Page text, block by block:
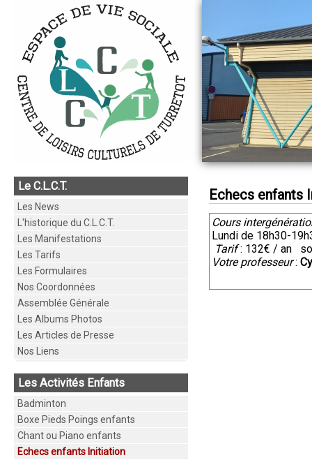
Le C.L.C.T.
Les News
L'historique du C.L.C.T.
Les Manifestations
Les Tarifs
Les Formulaires
Nos Coordonnées
Assemblée Générale
Les Albums Photos
Les Articles de Presse
Nos Liens
Les Activités Enfants
Badminton
Boxe Pieds Poings enfants
Chant ou Piano enfants
Echecs enfants Initiation
Echecs enfants
Cours
Lundi de 18h30-
Tarif: 132€ / an
Votre professeur: